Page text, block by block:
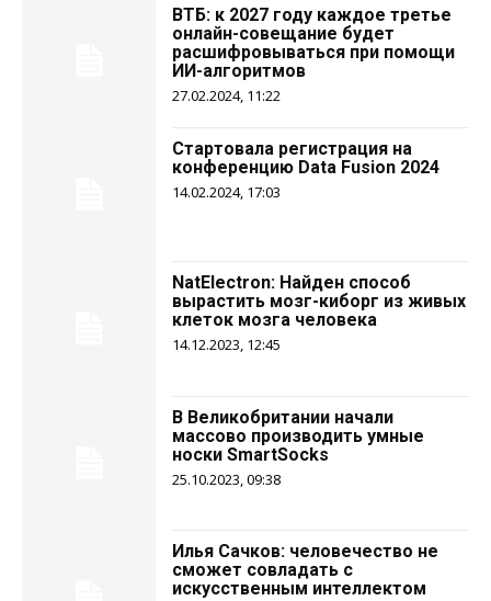
ВТБ: к 2027 году каждое третье
онлайн-совещание будет
расшифровываться при помощи
ИИ-алгоритмов
27.02.2024, 11:22
Стартовала регистрация на
конференцию Data Fusion 2024
14.02.2024, 17:03
NatElectron: Найден способ
вырастить мозг-киборг из живых
клеток мозга человека
14.12.2023, 12:45
В Великобритании начали
массово производить умные
носки SmartSocks
25.10.2023, 09:38
Илья Сачков: человечество не
сможет совладать с
искусственным интеллектом